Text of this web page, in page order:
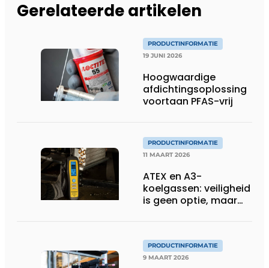
Gerelateerde artikelen
PRODUCTINFORMATIE
19 JUNI 2026
Hoogwaardige
afdichtingsoplossing
voortaan PFAS-vrij
PRODUCTINFORMATIE
11 MAART 2026
ATEX en A3-
koelgassen: veiligheid
is geen optie, maar
PRODUCTINFORMATIE
9 MAART 2026